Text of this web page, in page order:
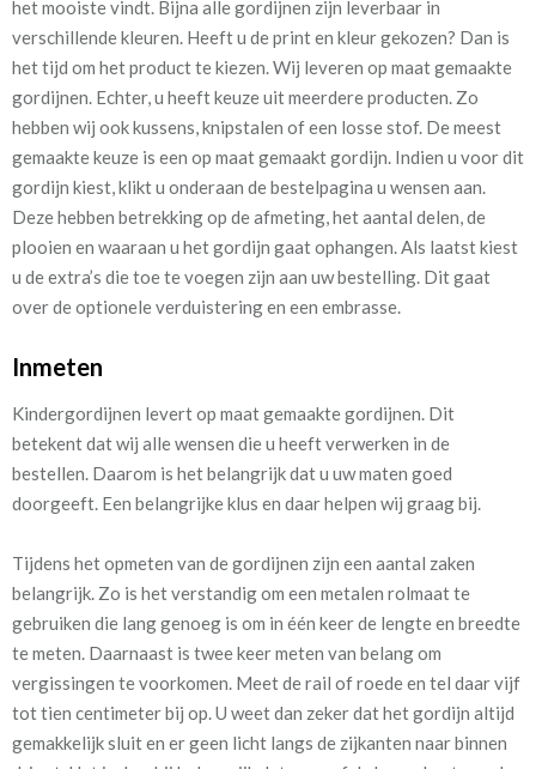
het mooiste vindt. Bijna alle gordijnen zijn leverbaar in
verschillende kleuren. Heeft u de print en kleur gekozen? Dan is
het tijd om het product te kiezen. Wij leveren op maat gemaakte
gordijnen. Echter, u heeft keuze uit meerdere producten. Zo
hebben wij ook kussens, knipstalen of een losse stof. De meest
gemaakte keuze is een op maat gemaakt gordijn. Indien u voor dit
gordijn kiest, klikt u onderaan de bestelpagina u wensen aan.
Deze hebben betrekking op de afmeting, het aantal delen, de
plooien en waaraan u het gordijn gaat ophangen. Als laatst kiest
u de extra’s die toe te voegen zijn aan uw bestelling. Dit gaat
over de optionele verduistering en een embrasse.
Inmeten
Kindergordijnen levert op maat gemaakte gordijnen. Dit
betekent dat wij alle wensen die u heeft verwerken in de
bestellen. Daarom is het belangrijk dat u uw maten goed
doorgeeft. Een belangrijke klus en daar helpen wij graag bij.
Tijdens het opmeten van de gordijnen zijn een aantal zaken
belangrijk. Zo is het verstandig om een metalen rolmaat te
gebruiken die lang genoeg is om in één keer de lengte en breedte
te meten. Daarnaast is twee keer meten van belang om
vergissingen te voorkomen. Meet de rail of roede en tel daar vijf
tot tien centimeter bij op. U weet dan zeker dat het gordijn altijd
gemakkelijk sluit en er geen licht langs de zijkanten naar binnen